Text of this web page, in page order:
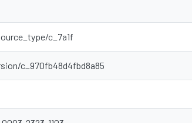
c_7a1f
c_970fb48d4fbd8a85